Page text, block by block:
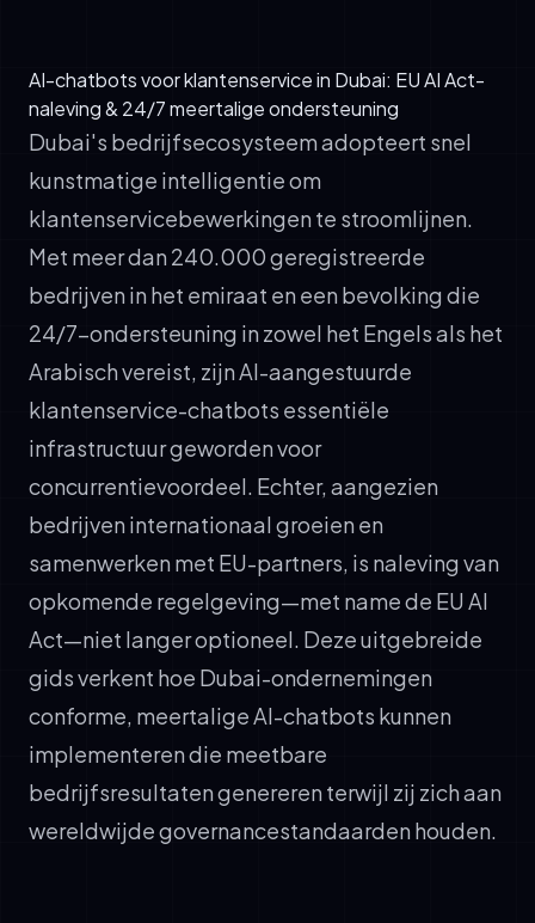
AI-chatbots voor klantenservice in Dubai: EU AI Act-
naleving & 24/7 meertalige ondersteuning
Dubai's bedrijfsecosysteem adopteert snel
kunstmatige intelligentie om
klantenservicebewerkingen te stroomlijnen.
Met meer dan 240.000 geregistreerde
bedrijven in het emiraat en een bevolking die
24/7-ondersteuning in zowel het Engels als het
Arabisch vereist, zijn AI-aangestuurde
klantenservice-chatbots essentiële
infrastructuur geworden voor
concurrentievoordeel. Echter, aangezien
bedrijven internationaal groeien en
samenwerken met EU-partners, is naleving van
opkomende regelgeving—met name de EU AI
Act—niet langer optioneel. Deze uitgebreide
gids verkent hoe Dubai-ondernemingen
conforme, meertalige AI-chatbots kunnen
implementeren die meetbare
bedrijfsresultaten genereren terwijl zij zich aan
wereldwijde governancestandaarden houden.